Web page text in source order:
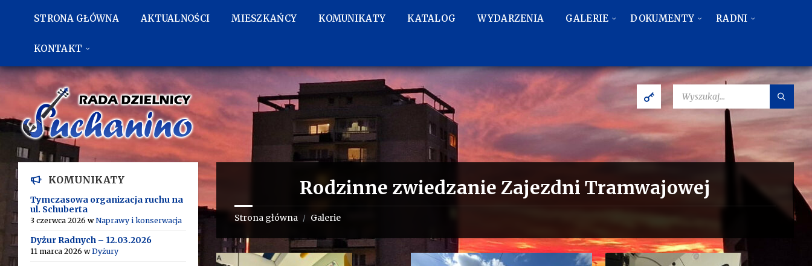
bocznego
STRONA GŁÓWNA AKTUALNOŚCI MIESZKAŃCY KOMUNIKATY KATALOG WYDARZENIA GALERIE DOKUMENTY RADNI
KONTAKT
Rodzinne zwiedzanie Zajezdni Tramwajowej
Strona główna / Galerie
KOMUNIKATY
Tymczasowa organizacja ruchu na
ul. Schuberta
3 czerwca 2026 wNaprawy i konserwacja
Dyżur Radnych – 12.03.2026
11 marca 2026 wDyżury